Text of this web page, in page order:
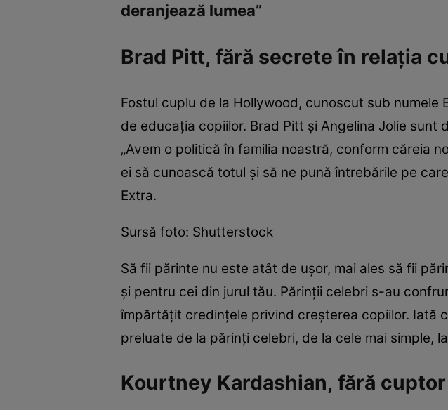
deranjează lumea”
Brad Pitt, fără secrete în relaţia
Fostul cuplu de la Hollywood, cunoscut sub
de educaţia copiilor. Brad Pitt şi Angelina Jolie
„Avem o politică în familia noastră, conform căreia
ei să cunoască totul şi să ne pună întrebările pe
Extra.
Sursă foto: Shutterstock
Să fii părinte nu este atât de uşor, mai ales să fii
şi pentru cei din jurul tău. Părinţii celebri s-au
împărtăţit credinţele privind creşterea copiilor. Iată
preluate de la părinţi celebri, de la cele mai simple,
Kourtney Kardashian, fără